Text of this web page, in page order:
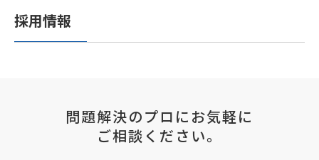
採用情報
問題解決のプロにお気軽に
ご相談ください。